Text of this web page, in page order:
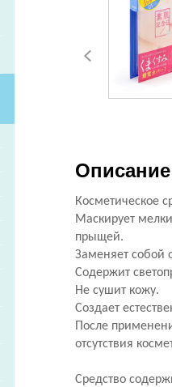
Описание
Косметическое
Маскирует
прыщей.
Заменяет собой
Содержит
Не сушит кожу.
Создает
После
отсутствия
Средство